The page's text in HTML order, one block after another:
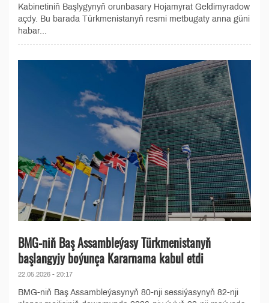
Kabinetiniň Başlygynyň orunbasary Hojamyrat Geldimyradow
açdy. Bu barada Türkmenistanyň resmi metbugaty anna güni
habar...
BMG-niň Baş Assambleýasy Türkmenistanyň
başlangyjy boýunça Kararnama kabul etdi
22.05.2026 - 20:17
BMG-niň Baş Assambleýasynyň 80-nji sessiýasynyň 82-nji